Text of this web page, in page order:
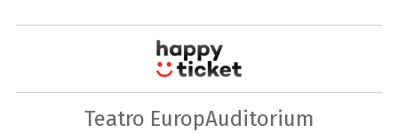
Teatro EuropAuditorium